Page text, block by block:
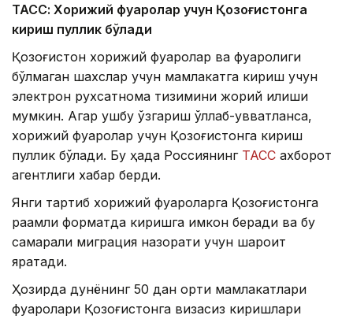
ТАСС: Хорижий фуқаролар учун Қозоғистонга
кириш пуллик бўлади
Қозоғистон хорижий фуқаролар ва фуқаролиги
бўлмаган шахслар учун мамлакатга кириш учун
электрон рухсатнома тизимини жорий қилиши
мумкин. Агар ушбу ўзгариш қўллаб-қувватланса,
хорижий фуқаролар учун Қозоғистонга кириш
пуллик бўлади. Бу ҳақда Россиянинг ТАСС ахборот
агентлиги хабар берди.
Янги тартиб хорижий фуқароларга Қозоғистонга
рақамли форматда киришга имкон беради ва бу
самарали миграция назорати учун шароит
яратади.
Ҳозирда дунёнинг 50 дан ортиқ мамлакатлари
фуқаролари Қозоғистонга визасиз киришлари